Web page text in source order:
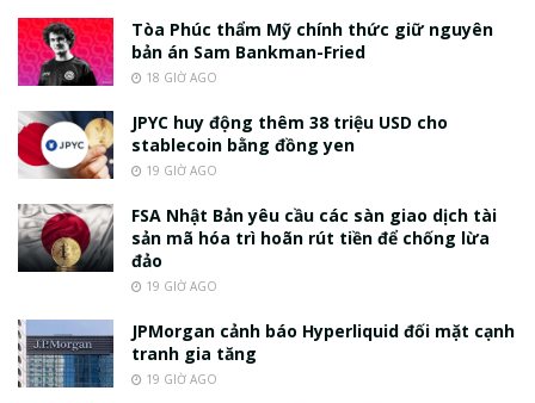
Tòa Phúc thẩm Mỹ chính thức giữ nguyên
bản án Sam Bankman-Fried
18 GIỜ AGO
JPYC huy động thêm 38 triệu USD cho
stablecoin bằng đồng yen
19 GIỜ AGO
FSA Nhật Bản yêu cầu các sàn giao dịch tài
sản mã hóa trì hoãn rút tiền để chống lừa
đảo
19 GIỜ AGO
JPMorgan cảnh báo Hyperliquid đối mặt cạnh
tranh gia tăng
19 GIỜ AGO